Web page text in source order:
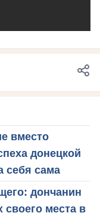
вместо
донецкой
себя сама
дончанин
своего места в